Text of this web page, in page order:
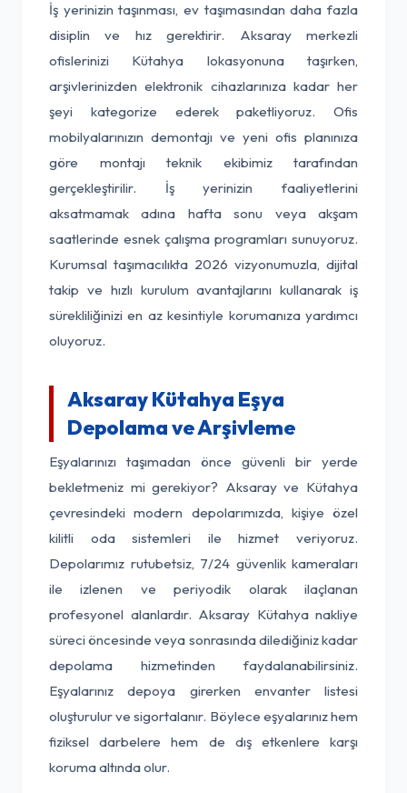
İş yerinizin taşınması, ev taşımasından daha fazla
disiplin ve hız gerektirir. Aksaray merkezli
ofislerinizi Kütahya lokasyonuna taşırken,
arşivlerinizden elektronik cihazlarınıza kadar her
şeyi kategorize ederek paketliyoruz. Ofis
mobilyalarınızın demontajı ve yeni ofis planınıza
göre montajı teknik ekibimiz tarafından
gerçekleştirilir. İş yerinizin faaliyetlerini
aksatmamak adına hafta sonu veya akşam
saatlerinde esnek çalışma programları sunuyoruz.
Kurumsal taşımacılıkta 2026 vizyonumuzla, dijital
takip ve hızlı kurulum avantajlarını kullanarak iş
sürekliliğinizi en az kesintiyle korumanıza yardımcı
oluyoruz.
Aksaray Kütahya Eşya
Depolama ve Arşivleme
Eşyalarınızı taşımadan önce güvenli bir yerde
bekletmeniz mi gerekiyor? Aksaray ve Kütahya
çevresindeki modern depolarımızda, kişiye özel
kilitli oda sistemleri ile hizmet veriyoruz.
Depolarımız rutubetsiz, 7/24 güvenlik kameraları
ile izlenen ve periyodik olarak ilaçlanan
profesyonel alanlardır. Aksaray Kütahya nakliye
süreci öncesinde veya sonrasında dilediğiniz kadar
depolama hizmetinden faydalanabilirsiniz.
Eşyalarınız depoya girerken envanter listesi
oluşturulur ve sigortalanır. Böylece eşyalarınız hem
fiziksel darbelere hem de dış etkenlere karşı
koruma altında olur.